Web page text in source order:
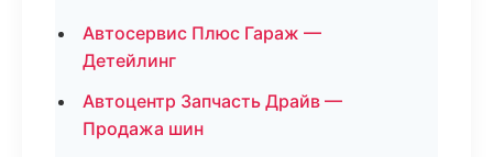
Автосервис Плюс Гараж —
Детейлинг
Автоцентр Запчасть Драйв —
Продажа шин